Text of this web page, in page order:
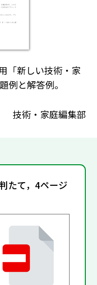
「新しい技術・家
例と解答例。
技術・家庭編集部
たて，4ページ